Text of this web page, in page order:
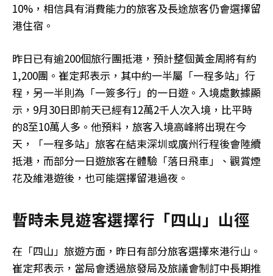
10%，相信具有消費能力的旅客及長途旅客仍會選擇留
港住宿。
昨日已有逾200個旅行團抵港，預計整個黃金周將有約
1,200團。崔定邦表示，其中約一半屬「一程多站」行
程，另一半則為「一簽多行」的一日遊。入境處數據顯
示，9月30日即前天已經有12萬2千人次入境，比平時
的8至10萬人多。他預料，旅客入境高峰將出現在今
天，「一程多站」旅客在結束深圳或廣州行程後會陸續
抵港，而部分一日遊旅客在體驗「落日飛車」、觀賞煙
花及維港遊後，也可能選擇留港過夜。
暫時未見遊客選擇行「四山」山徑
在「四山」旅遊方面，昨日有部分旅客選擇來港行山。
崔定邦表示，當局會透過旅發局及旅議會制訂中長期推